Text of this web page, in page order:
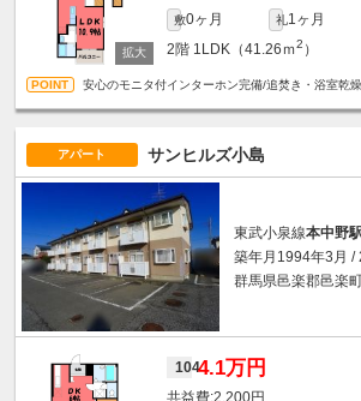
敷0ヶ月 礼1ヶ月
2階 1LDK（41.26ｍ2 ）
安心のモニタ付インターホン完備/追焚き・浴室乾
アパート サンヒルズ小島
東武小泉線本中野
築年月1994年3月 /
群馬県邑楽郡邑楽
1044.1万円
2,200円